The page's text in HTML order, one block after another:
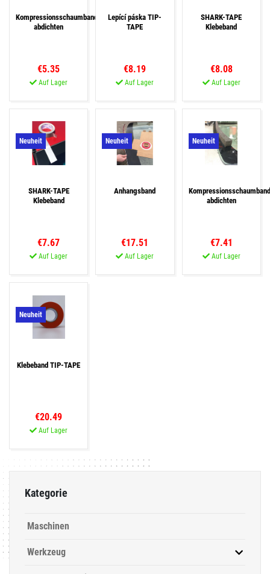
Kategorie
Maschinen
Werkzeug
Kompressionsschaumband
abdichten
€5.35
Auf Lager
Lepící páska TIP-
TAPE
€8.19
Auf Lager
SHARK-TAPE
Klebeband
€8.08
Auf Lager
Neuheit
SHARK-TAPE
Klebeband
€7.67
Auf Lager
Neuheit
Anhangsband
€17.51
Auf Lager
Neuheit
Kompressionsschaumband
abdichten
€7.41
Auf Lager
Neuheit
Klebeband TIP-TAPE
€20.49
Auf Lager